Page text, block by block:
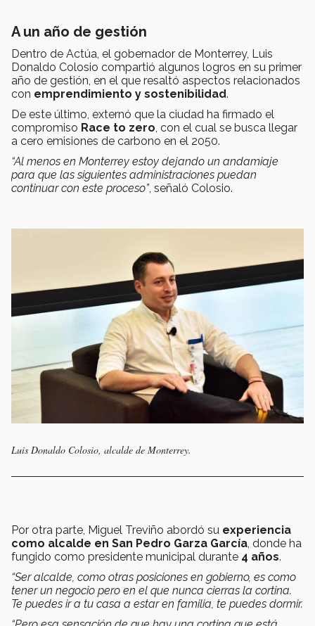
A un año de gestión
Dentro de Actúa, el gobernador de Monterrey, Luis
Donaldo Colosio compartió algunos logros en su primer
año de gestión, en el que resaltó aspectos relacionados
con emprendimiento y sostenibilidad.
De este último, externó que la ciudad ha firmado el
compromiso Race to zero, con el cual se busca llegar
a cero emisiones de carbono en el 2050.
“Al menos en Monterrey estoy dejando un andamiaje
para que las siguientes administraciones puedan
continuar con este proceso”, señaló Colosio.
Luis Donaldo Colosio, alcalde de Monterrey.
Por otra parte, Miguel Treviño abordó su experiencia
como alcalde en San Pedro Garza García, donde ha
fungido como presidente municipal durante 4 años.
“Ser alcalde, como otras posiciones en gobierno, es como
tener un negocio pero en el que nunca cierras la cortina.
Te puedes ir a tu casa a estar en familia, te puedes dormir.